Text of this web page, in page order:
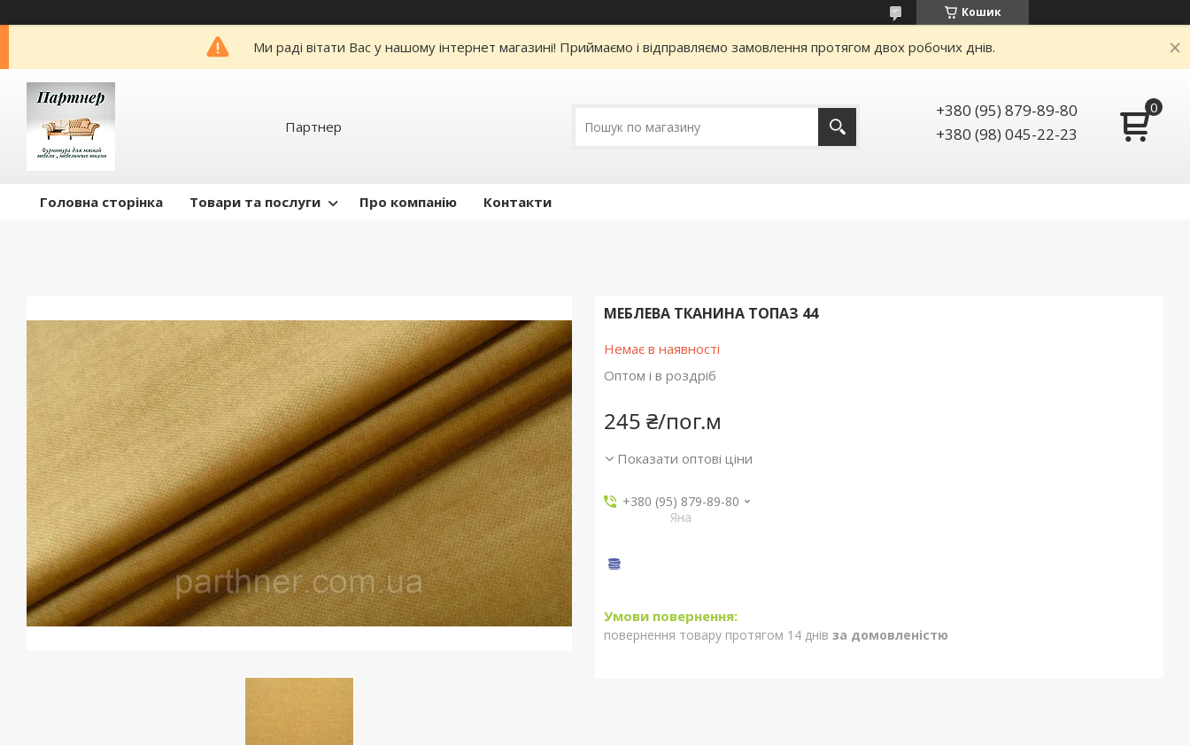
Кошик
Ми раді вітати Вас у нашому інтернет магазині! Приймаємо і відправляємо замовлення протягом двох робочих днів.
Партнер
+380 (95) 879-89-80
+380 (98) 045-22-23
Головна сторінка Товари та послуги Про компанію Контакти
МЕБЛЕВА ТКАНИНА ТОПАЗ 44
Немає в наявності
Оптом і в роздріб
245 ₴/пог.м
Показати оптові ціни
+380 (95) 879-89-80
Яна
повернення товару протягом 14 днів за домовленістю